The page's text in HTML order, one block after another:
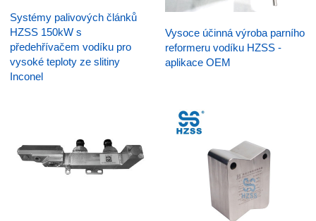
Systémy palivových článků
HZSS 150kW s
předehřívačem vodíku pro
vysoké teploty ze slitiny
Inconel
Vysoce účinná výroba parního
reformeru vodíku HZSS -
aplikace OEM